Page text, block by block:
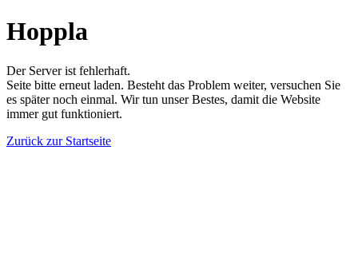
Hoppla
Der Server ist fehlerhaft.
Seite bitte erneut laden. Besteht das Problem weiter, versuchen Sie
es später noch einmal. Wir tun unser Bestes, damit die Website
immer gut funktioniert.
Zurück zur Startseite